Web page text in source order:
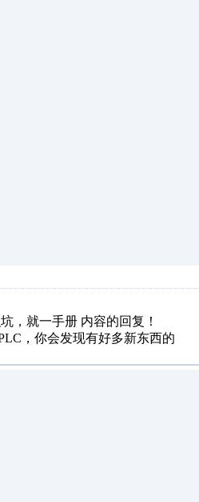
，就一手册 内容的回复！
，你会发现有好多新东西的